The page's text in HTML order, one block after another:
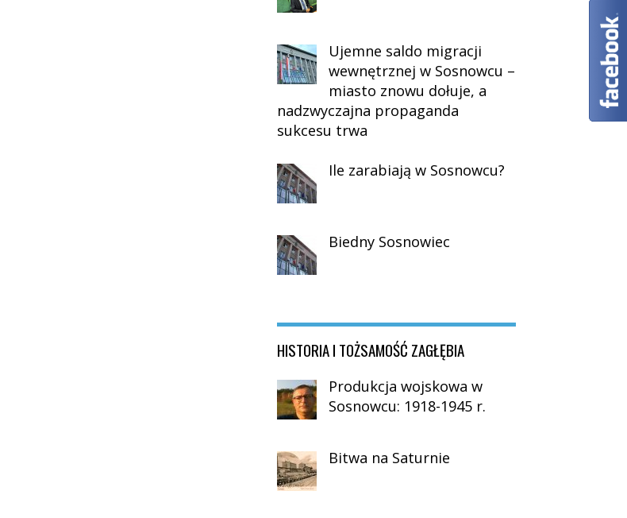
Ujemne saldo migracji
wewnętrznej w Sosnowcu –
miasto znowu dołuje, a
nadzwyczajna propaganda
sukcesu trwa
Ile zarabiają w Sosnowcu?
Biedny Sosnowiec
HISTORIA I TOŻSAMOŚĆ ZAGŁĘBIA
Produkcja wojskowa w
Sosnowcu: 1918-1945 r.
Bitwa na Saturnie